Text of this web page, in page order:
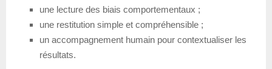
une lecture des biais comportementaux ;
une restitution simple et compréhensible ;
un accompagnement humain pour contextualiser les
résultats.